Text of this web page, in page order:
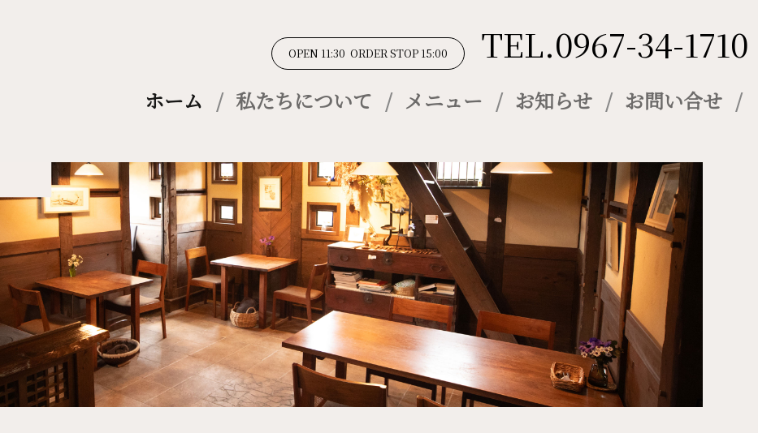
OPEN 11:30 ORDER STOP 15:00 TEL.0967-34-1710
ホーム 私たちについて メニュー お知らせ お問い合せ